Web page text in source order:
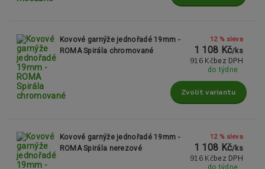
Kovové garnýže jednořadé 19mm -
ROMA Spirála chromované
12 % sleva
1 108 Kč/ks
916 Kč bez DPH
do týdne
Zvolit variantu
Kovové garnýže jednořadé 19mm -
ROMA Spirála nerezové
12 % sleva
1 108 Kč/ks
916 Kč bez DPH